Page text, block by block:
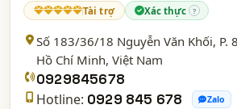
Tài trợ Xác thực ?
Số 183/36/18 Nguyễn Văn Khối, P.
Hồ Chí Minh, Việt Nam
0929845678
Hotline: 0929 845 678 Zalo